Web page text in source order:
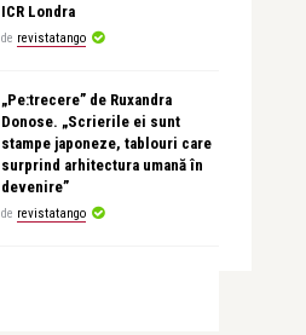
ICR Londra
de revistatango
„Pe:trecere” de Ruxandra
Donose. „Scrierile ei sunt
stampe japoneze, tablouri care
surprind arhitectura umană în
devenire”
de revistatango